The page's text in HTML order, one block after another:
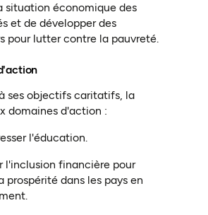
situation économique des
et de développer des
pour lutter contre la pauvreté.
ses objectifs caritatifs, la
domaines d'action :
l'éducation.
l'inclusion financière pour
prospérité dans les pays en